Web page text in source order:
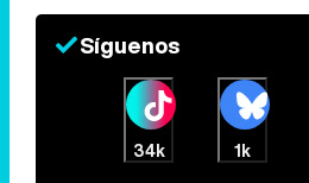
Síguenos
34k 1k